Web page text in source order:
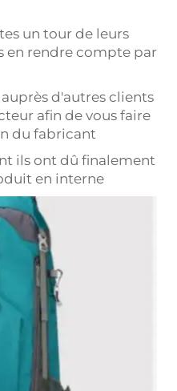
un tour de leurs
en rendre compte par
d'autres clients
afin de vous faire
du fabricant
ils ont dû finalement
en interne